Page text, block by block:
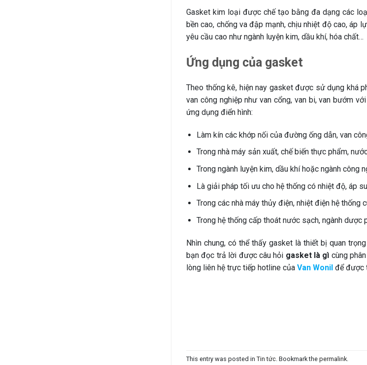
Gasket kim loại được chế tạo bằng đa dạng các
bền cao, chống va đập mạnh, chịu nhiệt độ cao, áp
yêu cầu cao như ngành luyện kim, dầu khí, hóa chất…
Ứng dụng của gasket
Theo thống kê, hiện nay gasket được sử dụng khá
van công nghiệp như van cổng, van bi, van bướm
ứng dụng điển hình:
Làm kín các khớp nối của đường ống dẫn, van
Trong nhà máy sản xuất, chế biến thực phẩm,
Trong ngành luyện kim, dầu khí hoặc ngành công
Là giải pháp tối ưu cho hệ thống có nhiệt độ, áp
Trong các nhà máy thủy điện, nhiệt điện hệ thống
Trong hệ thống cấp thoát nước sạch, ngành dược
Nhìn chung, có thể thấy gasket là thiết bị quan
bạn đọc trả lời được câu hỏi gasket là gì cùng
lòng liên hệ trực tiếp hotline của Van Wonil để được
This entry was posted in Tin tức . Bookmark the permalink